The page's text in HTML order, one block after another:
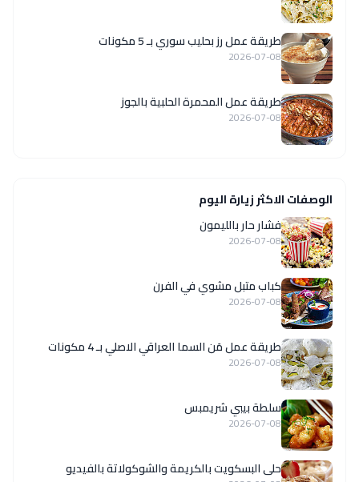
طريقة عمل رز بحليب سوري بـ 5 مكونات
2026-07-08
طريقة عمل المحمرة الحلبية بالجوز
2026-07-08
الوصفات الاكثر زيارة اليوم
فشار حار بالليمون
2026-07-08
كباب متبل مشوي في الفرن
2026-07-08
طريقة عمل مَن السما العراقي الاصلي بـ 4 مكونات
2026-07-08
سلطة بيبي شريمبس
2026-07-08
حلى البسكويت بالكريمة والشوكولاتة بالفيديو